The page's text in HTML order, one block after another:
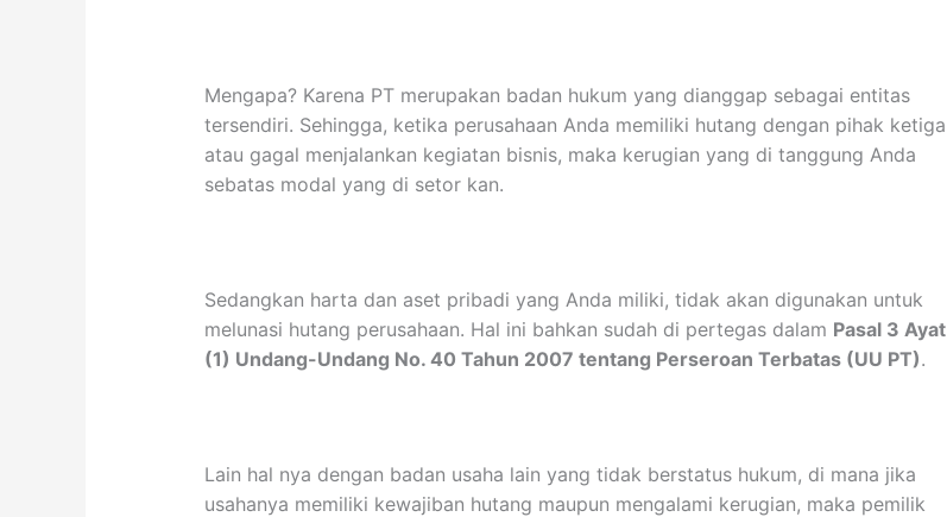
Mengapa? Karena PT merupakan badan hukum yang dianggap sebagai entitas
tersendiri. Sehingga, ketika perusahaan Anda memiliki hutang dengan pihak ketiga
atau gagal menjalankan kegiatan bisnis, maka kerugian yang di tanggung Anda
sebatas modal yang di setor kan.
Sedangkan harta dan aset pribadi yang Anda miliki, tidak akan digunakan untuk
melunasi hutang perusahaan. Hal ini bahkan sudah di pertegas dalam Pasal 3 Ayat
(1) Undang-Undang No. 40 Tahun 2007 tentang Perseroan Terbatas (UU PT).
Lain hal nya dengan badan usaha lain yang tidak berstatus hukum, di mana jika
usahanya memiliki kewajiban hutang maupun mengalami kerugian, maka pemilik